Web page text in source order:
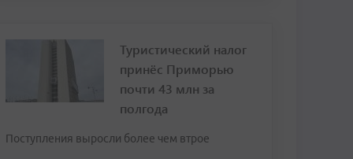
Туристический налог
принёс Приморью
почти 43 млн за
полгода
Поступления выросли более чем втрое